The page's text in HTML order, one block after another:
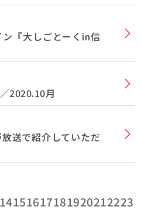
『大しごとーくin信
2020.10月
送で紹介していただ
14151617181920212223